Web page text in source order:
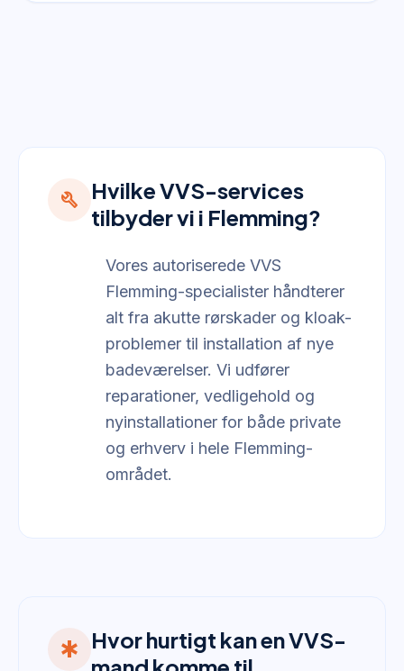
build
Hvilke VVS-services
tilbyder vi i Flemming?
Vores autoriserede VVS
Flemming-specialister håndterer
alt fra akutte rørskader og kloak-
problemer til installation af nye
badeværelser. Vi udfører
reparationer, vedligehold og
nyinstallationer for både private
og erhverv i hele Flemming-
området.
emergency
Hvor hurtigt kan en VVS-